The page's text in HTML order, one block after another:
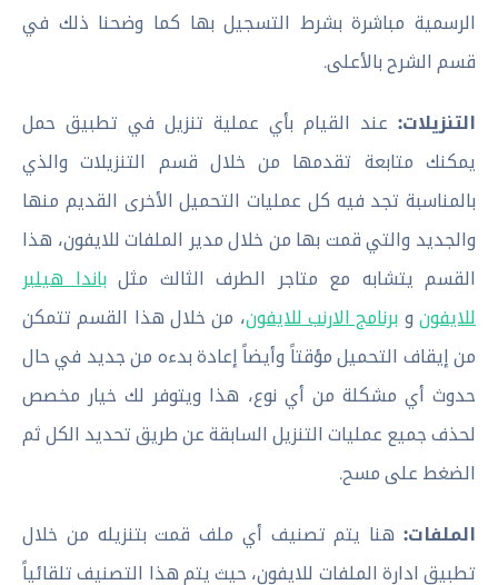
الرسمية مباشرة بشرط التسجيل بها كما وضحنا ذلك في
قسم الشرح بالأعلى.
التنزيلات: عند القيام بأي عملية تنزيل في تطبيق حمل
يمكنك متابعة تقدمها من خلال قسم التنزيلات والذي
بالمناسبة تجد فيه كل عمليات التحميل الأخرى القديم منها
والجديد والتي قمت بها من خلال مدير الملفات للايفون، هذا
القسم يتشابه مع متاجر الطرف الثالث مثلباندا هيلبر
للايفونو برنامج الارنب للايفون، من خلال هذا القسم تتمكن
من إيقاف التحميل مؤقتاً وأيضاً إعادة بدءه من جديد في حال
حدوث أي مشكلة من أي نوع، هذا ويتوفر لك خيار مخصص
لحذف جميع عمليات التنزيل السابقة عن طريق تحديد الكل ثم
الضغط على مسح.
الملفات: هنا يتم تصنيف أي ملف قمت بتنزيله من خلال
تطبيق ادارة الملفات للايفون، حيث يتم هذا التصنيف تلقائياً